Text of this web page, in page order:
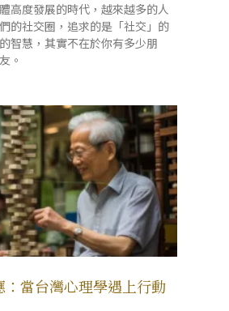
高度發展的時代，越來越多的人
的社交圈，追求的是「社交」的
智慧，其實不在於你有多少朋
。
當台灣心理學遇上行動